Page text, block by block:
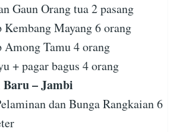
Gaun Orang tua 2 pasang
Kembang Mayang 6 orang
Among Tamu 4 orang
+ pagar bagus 4 orang
Baru – Jambi
dan Bunga Rangkaian 6